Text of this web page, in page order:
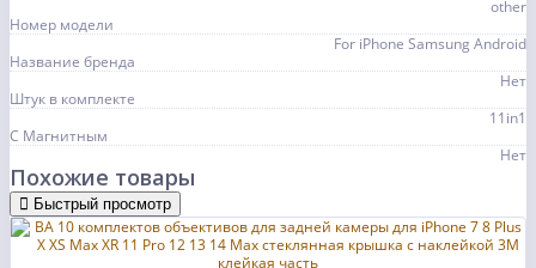
other
Номер модели
For iPhone Samsung Android
Название бренда
Нет
Штук в комплекте
11in1
С Магнитным
Нет
Похожие товары
Быстрый просмотр